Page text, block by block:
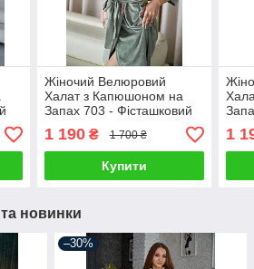
Жіночий Велюровий
Халат з Капюшоном на
Запах 703 - Фісташковий
(S-XL)
1 190₴ 1 700 ₴
Купити
1
та новинки
–30%